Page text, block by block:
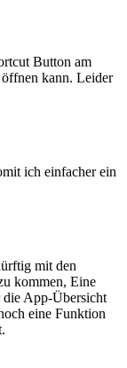
Button am
kann. Leider
ich einfacher ein
mit den
kommen, Eine
die App-Übersicht
eine Funktion